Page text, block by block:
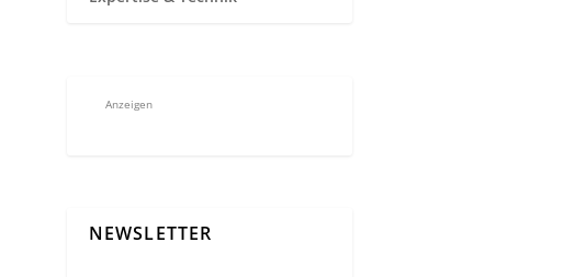
Anzeigen
NEWSLETTER